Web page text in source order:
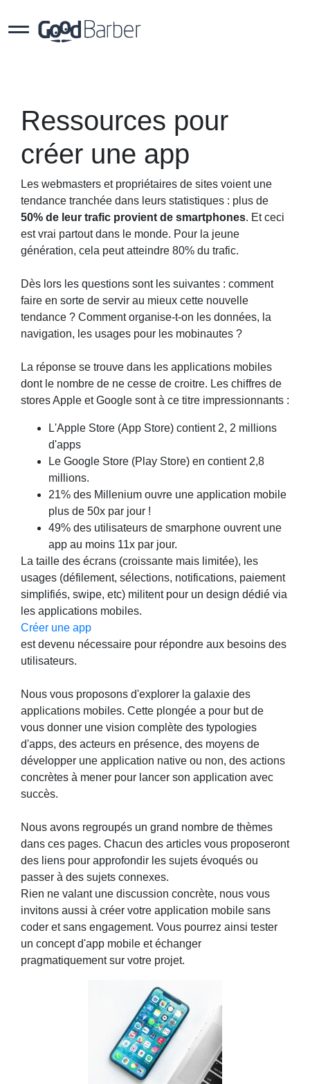
Ressources pour
créer une app
Les webmasters et propriétaires de sites voient une
tendance tranchée dans leurs statistiques : plus de
50% de leur trafic provient de smartphones. Et ceci
est vrai partout dans le monde. Pour la jeune
génération, cela peut atteindre 80% du trafic.
Dès lors les questions sont les suivantes : comment
faire en sorte de servir au mieux cette nouvelle
tendance ? Comment organise-t-on les données, la
navigation, les usages pour les mobinautes ?
La réponse se trouve dans les applications mobiles
dont le nombre de ne cesse de croitre. Les chiffres de
stores Apple et Google sont à ce titre impressionnants :
L'Apple Store (App Store) contient 2, 2 millions
d'apps
Le Google Store (Play Store) en contient 2,8
millions.
21% des Millenium ouvre une application mobile
plus de 50x par jour !
49% des utilisateurs de smarphone ouvrent une
app au moins 11x par jour.
La taille des écrans (croissante mais limitée), les
usages (défilement, sélections, notifications, paiement
simplifiés, swipe, etc) militent pour un design dédié via
les applications mobiles.
Créer une app
est devenu nécessaire pour répondre aux besoins des
utilisateurs.
Nous vous proposons d'explorer la galaxie des
applications mobiles. Cette plongée a pour but de
vous donner une vision complète des typologies
d'apps, des acteurs en présence, des moyens de
développer une application native ou non, des actions
concrètes à mener pour lancer son application avec
succès.
Nous avons regroupés un grand nombre de thèmes
dans ces pages. Chacun des articles vous proposeront
des liens pour approfondir les sujets évoqués ou
passer à des sujets connexes.
Rien ne valant une discussion concrète, nous vous
invitons aussi à créer votre application mobile sans
coder et sans engagement. Vous pourrez ainsi tester
un concept d'app mobile et échanger
pragmatiquement sur votre projet.